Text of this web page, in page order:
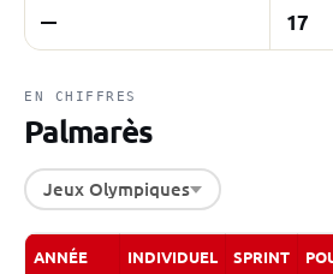
— 17
EN CHIFFRES
Palmarès
Jeux Olympiques
ANNÉE INDIVIDUEL SPRINT